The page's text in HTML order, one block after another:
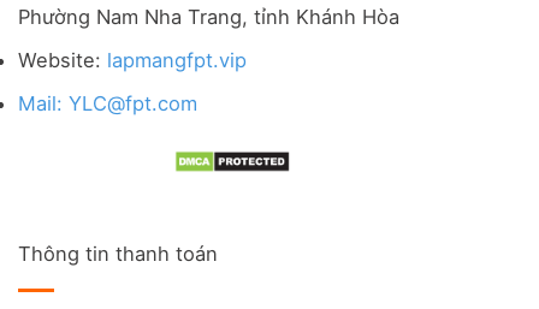
Phường Nam Nha Trang, tỉnh Khánh Hòa
Website: lapmangfpt.vip
Mail: YLC@fpt.com
Thông tin thanh toán